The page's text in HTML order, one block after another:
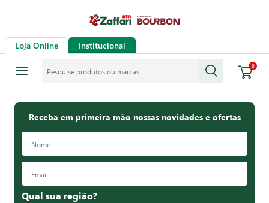
Loja Online Institucional
0
Receba em primeira mão nossas novidades e ofertas
Qual sua região?